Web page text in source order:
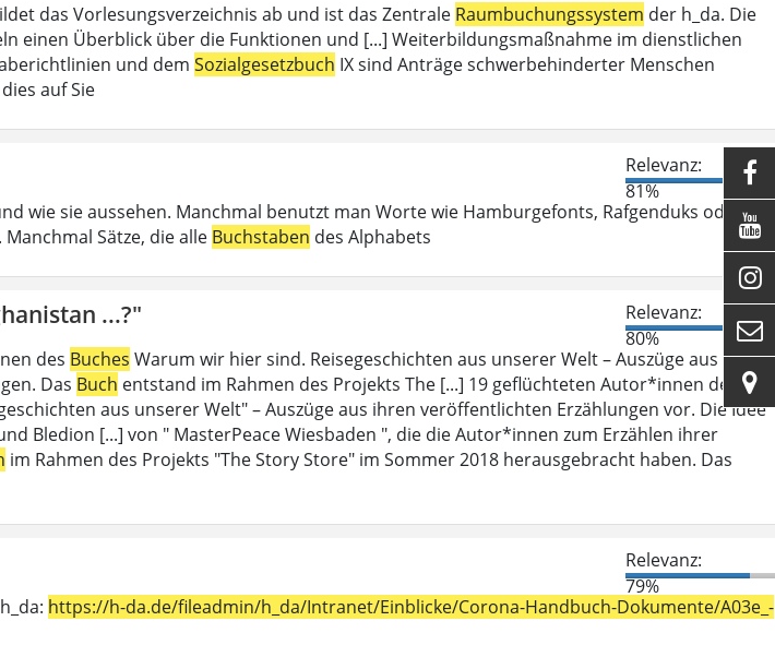
das Vorlesungsverzeichnis ab und ist das Zentrale Raumbuchungssystem der h_da. Die
einen Überblick über die Funktionen und [...] Weiterbildungsmaßnahme im dienstlichen
und dem Sozialgesetzbuch IX sind Anträge schwerbehinderter Menschen
auf Sie
Relevanz:
81%
wie sie aussehen. Manchmal benutzt man Worte wie Hamburgefonts, Rafgenduks oder
Sätze, die alle Buchstaben des Alphabets
...?"
Relevanz:
80%
des Buches Warum wir hier sind. Reisegeschichten aus unserer Welt – Auszüge aus ihren
Das Buch entstand im Rahmen des Projekts The [...] 19 geflüchteten Autor*innen des
aus unserer Welt" – Auszüge aus ihren veröffentlichten Erzählungen vor. Die Idee
Bledion [...] von " MasterPeace Wiesbaden ", die die Autor*innen zum Erzählen ihrer
im Rahmen des Projekts "The Story Store" im Sommer 2018 herausgebracht haben. Das
Relevanz:
79%
https://h-da.de/fileadmin/h_da/Intranet/Einblicke/Corona-Handbuch-Dokumente/A03e_-




